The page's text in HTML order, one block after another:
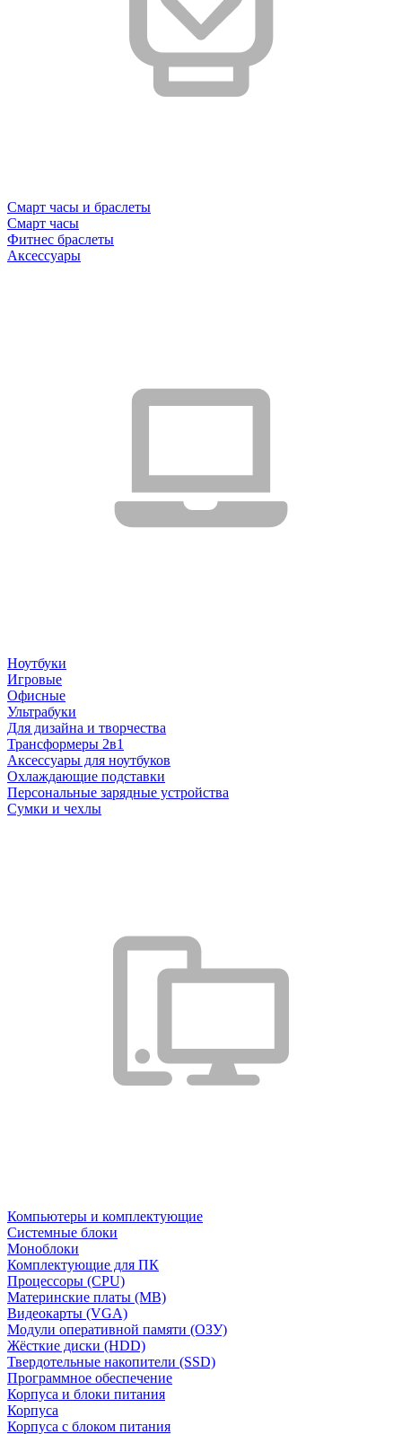
Смарт часы и браслеты
Смарт часы
Фитнес браслеты
Аксессуары
Ноутбуки
Игровые
Офисные
Ультрабуки
Для дизайна и творчества
Трансформеры 2в1
Аксессуары для ноутбуков
Охлаждающие подставки
Персональные зарядные устройства
Сумки и чехлы
Компьютеры и комплектующие
Системные блоки
Моноблоки
Комплектующие для ПК
Процессоры (CPU)
Материнские платы (MB)
Видеокарты (VGA)
Модули оперативной памяти (ОЗУ)
Жёсткие диски (HDD)
Твердотельные накопители (SSD)
Программное обеспечение
Корпуса и блоки питания
Корпуса
Корпуса с блоком питания